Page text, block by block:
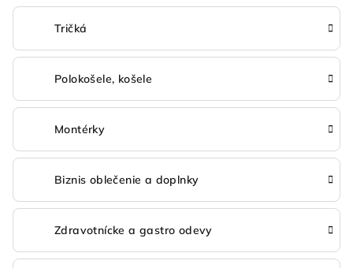
Tričká
Polokošele, košele
Montérky
Biznis oblečenie a doplnky
Zdravotnícke a gastro odevy